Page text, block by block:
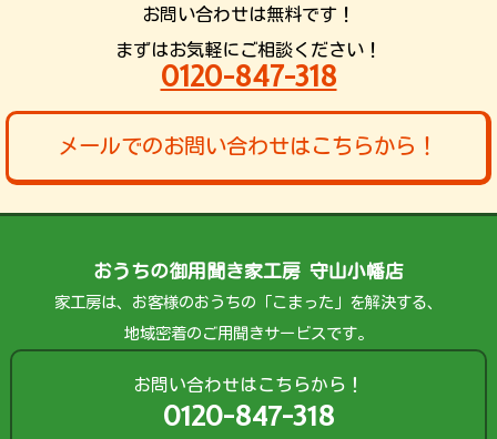
お問い合わせは無料です！
まずはお気軽にご相談ください！
0120-847-318
メールでのお問い合わせはこちらから！
おうちの御用聞き家工房 守山小幡店
家工房は、お客様のおうちの「こまった」を解決する、
地域密着のご用聞きサービスです。
お問い合わせはこちらから！
0120-847-318